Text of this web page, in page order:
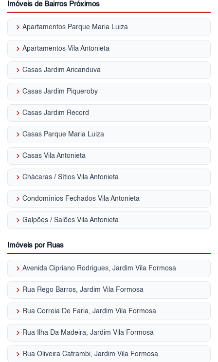
Imóveis de Bairros Próximos
keyboard_arrow_right Apartamentos Parque Maria Luiza
keyboard_arrow_right Apartamentos Vila Antonieta
keyboard_arrow_right Casas Jardim Aricanduva
keyboard_arrow_right Casas Jardim Piqueroby
keyboard_arrow_right Casas Jardim Record
keyboard_arrow_right Casas Parque Maria Luiza
keyboard_arrow_right Casas Vila Antonieta
keyboard_arrow_right Chácaras / Sítios Vila Antonieta
keyboard_arrow_right Condomínios Fechados Vila Antonieta
keyboard_arrow_right Galpões / Salões Vila Antonieta
Imóveis por Ruas
keyboard_arrow_right Avenida Cipriano Rodrigues, Jardim Vila Formosa
keyboard_arrow_right Rua Rego Barros, Jardim Vila Formosa
keyboard_arrow_right Rua Correia De Faria, Jardim Vila Formosa
keyboard_arrow_right Rua Ilha Da Madeira, Jardim Vila Formosa
keyboard_arrow_right Rua Oliveira Catrambi, Jardim Vila Formosa